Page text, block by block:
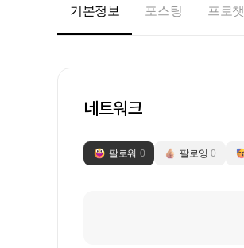
기본정보 포스팅 프로챗
네트워크
팔로워 0 팔로잉 0